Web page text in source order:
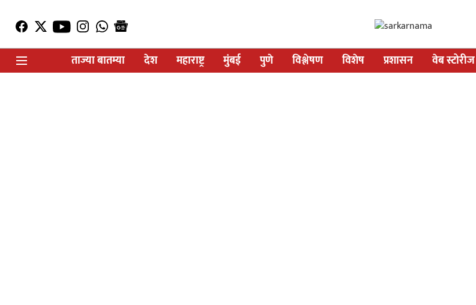
ताज्या बातम्या
देश महाराष्ट्र मुंबई पुणे विश्लेषण विशेष प्रशासन वेब स्टोरीज